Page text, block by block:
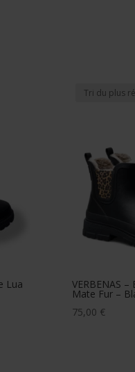
Lua VERBENAS
Mate Fur –
75,00 €